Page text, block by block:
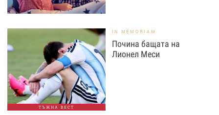
ТЪЖНА ВЕСТ
IN MEMORIAM
Почина бащата на
Лионел Меси